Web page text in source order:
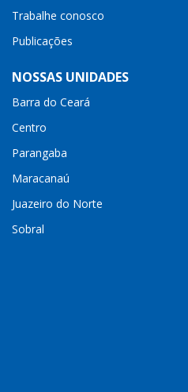
Trabalhe conosco
Publicações
NOSSAS UNIDADES
Barra do Ceará
Centro
Parangaba
Maracanaú
Juazeiro do Norte
Sobral